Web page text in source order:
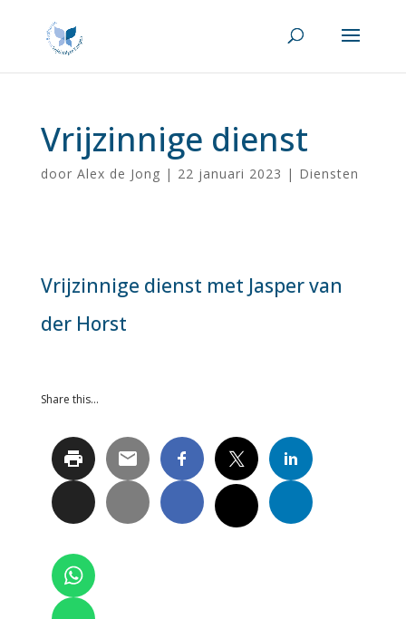
Vrijzinnige dienst
door Alex de Jong | 22 januari 2023 | Diensten
Vrijzinnige dienst met Jasper van
der Horst
Share this…